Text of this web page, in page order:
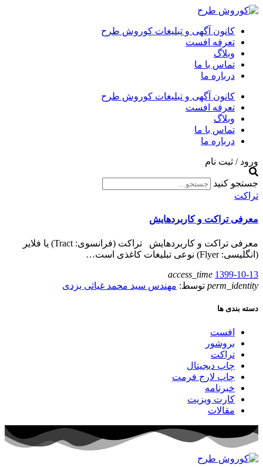
کانون آگهی و تبلیغات کوروش طرح
تعرفه افست
وبلاگ
تماس با ما
درباره ما
کانون آگهی و تبلیغات کوروش طرح
تعرفه افست
وبلاگ
تماس با ما
درباره ما
ورود / ثبت نام
جستجو کنید
تراکت
معرفی تراکت و کاربردهایش
معرفی تراکت و کاربردهایش تراکت (فرانسوی: Tract‎) یا فلایر
(انگلیسی: Flyer‎) نوعی تبلیغات کاغذی است…
access_time 1399-10-13
perm_identity توسط: مهندس سید محمد غیاثی یزدی
دسته بندی ها
افست
بروشور
تراکت
چاپ دیجیتال
چاپ لارج فرمت
خبرنامه
کارت ویزیت
مقالات